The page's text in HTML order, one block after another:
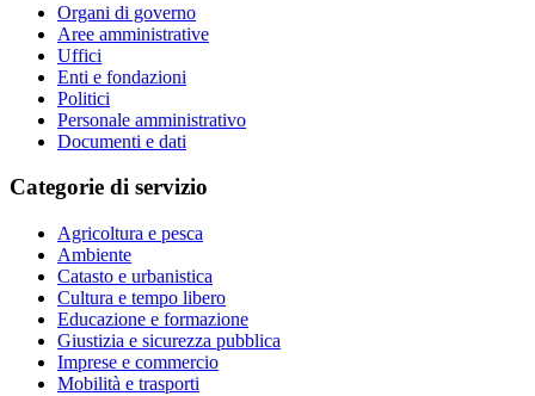
Organi di governo
Aree amministrative
Uffici
Enti e fondazioni
Politici
Personale amministrativo
Documenti e dati
Categorie di servizio
Agricoltura e pesca
Ambiente
Catasto e urbanistica
Cultura e tempo libero
Educazione e formazione
Giustizia e sicurezza pubblica
Imprese e commercio
Mobilità e trasporti